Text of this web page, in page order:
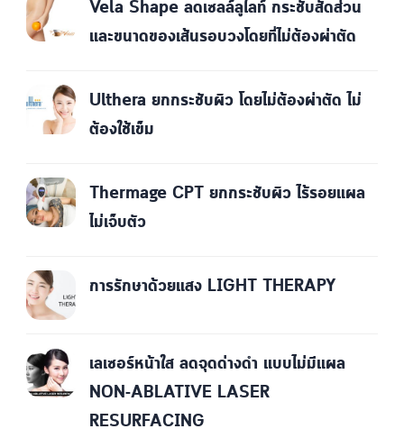
Vela Shape ลดเซลล์ลูไลท์ กระชับสัดส่วน
และขนาดของเส้นรอบวงโดยที่ไม่ต้องผ่าตัด
Ulthera ยกกระชับผิว โดยไม่ต้องผ่าตัด ไม่
ต้องใช้เข็ม
Thermage CPT ยกกระชับผิว ไร้รอยแผล
ไม่เจ็บตัว
การรักษาด้วยแสง LIGHT THERAPY
เลเซอร์หน้าใส ลดจุดด่างดำ แบบไม่มีแผล
NON-ABLATIVE LASER
RESURFACING